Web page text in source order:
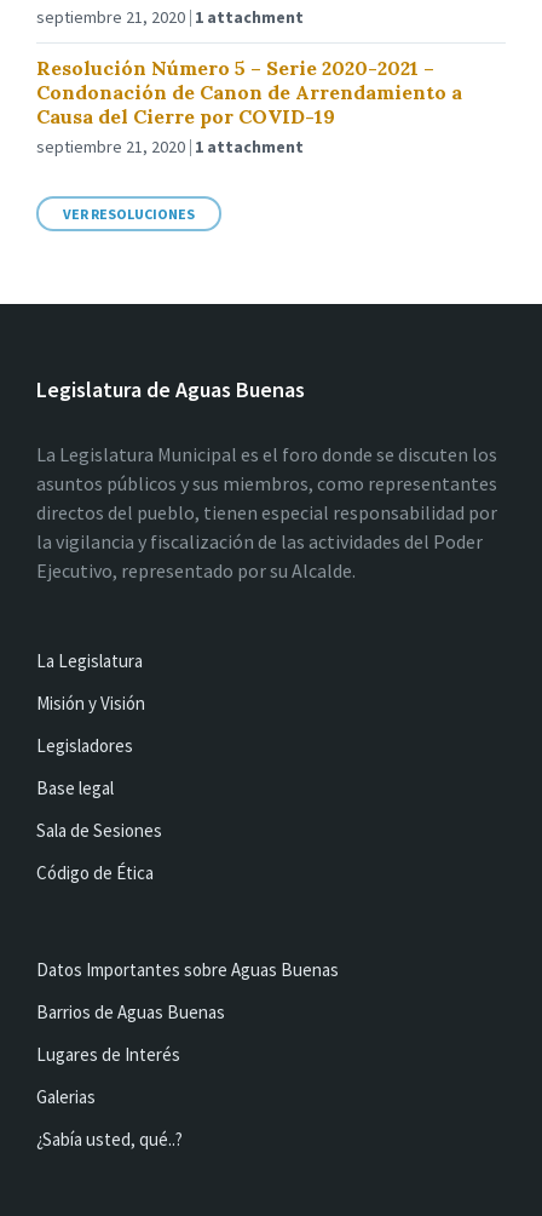
septiembre 21, 2020 1 attachment
Resolución Número 5 – Serie 2020-2021 –
Condonación de Canon de Arrendamiento a
Causa del Cierre por COVID-19
septiembre 21, 2020 1 attachment
VER RESOLUCIONES
Legislatura de Aguas Buenas
La Legislatura Municipal es el foro donde se discuten los
asuntos públicos y sus miembros, como representantes
directos del pueblo, tienen especial responsabilidad por
la vigilancia y fiscalización de las actividades del Poder
Ejecutivo, representado por su Alcalde.
La Legislatura
Misión y Visión
Legisladores
Base legal
Sala de Sesiones
Código de Ética
Datos Importantes sobre Aguas Buenas
Barrios de Aguas Buenas
Lugares de Interés
Galerias
¿Sabía usted, qué..?